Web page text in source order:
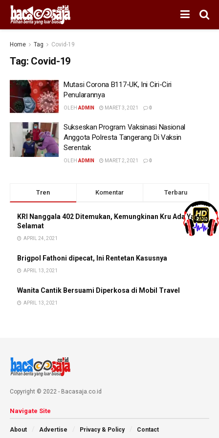
Home Tag Covid-19
Tag: Covid-19
Mutasi Corona B117-UK, Ini Ciri-Ciri
Penularannya
OLEH ADMIN MARET 3, 2021 0
Sukseskan Program Vaksinasi Nasional
Anggota Polresta Tangerang Di Vaksin
Serentak
OLEH ADMIN MARET 2, 2021 0
Tren Komentar Terbaru
KRI Nanggala 402 Ditemukan, Kemungkinan Kru Ada Yang
Selamat
APRIL 24, 2021
Brigpol Fathoni dipecat, Ini Rentetan Kasusnya
APRIL 13, 2021
Wanita Cantik Bersuami Diperkosa di Mobil Travel
APRIL 13, 2021
Copyright © 2022 - Bacasaja.co.id
Navigate Site
About Advertise Privacy & Policy Contact